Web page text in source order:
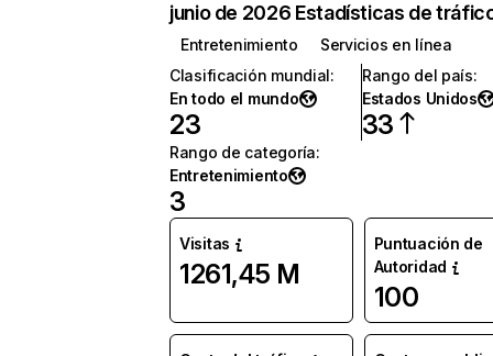
junio de 2026 Estadísticas de
Entretenimiento
Servicios en línea
Clasificación mundial:
En todo el mundo
23
Rango del país:
Estados Unidos
33
Rango de categoría:
Entretenimiento
3
Visitas
1261,45 M
Puntuación de
Autoridad
100